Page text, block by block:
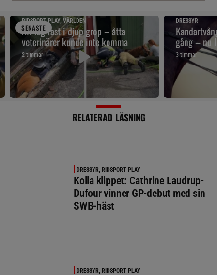
SENASTE
RIDSPORT PLAY, VÄRLDEN
Alf låg fast i djup grop – åtta
veterinärer kunde inte komma
2 timmar
DRESSYR
gång – nu
3 timmar
RELATERAD LÄSNING
DRESSYR, RIDSPORT PLAY
Kolla klippet: Cathrine Laudrup-
Dufour vinner GP-debut med sin
SWB-häst
DRESSYR, RIDSPORT PLAY